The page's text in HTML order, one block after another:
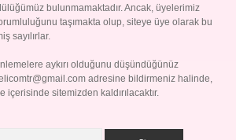
bulunmamaktadır. Ancak, üyelerimiz
taşımakta olup, siteye üye olarak bu
sayılırlar.
aykırı olduğunu düşündüğünüz
adresine bildirmeniz halinde,
sitemizden kaldırılacaktır.